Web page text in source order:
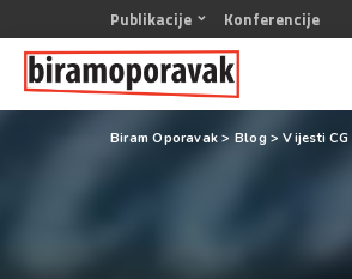
Publikacije Konferencije
Biram Oporavak > Blog >Vijesti CG